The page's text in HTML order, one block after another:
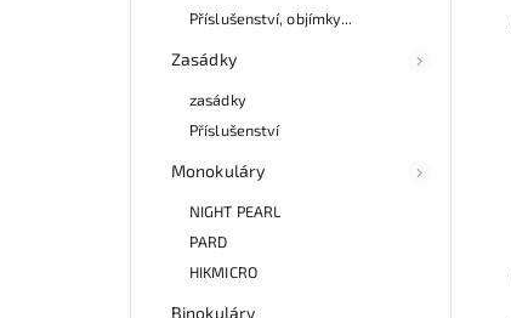
Příslušenství, objímky...
Zasádky
zasádky
Příslušenství
Monokuláry
NIGHT PEARL
PARD
HIKMICRO
Binokuláry